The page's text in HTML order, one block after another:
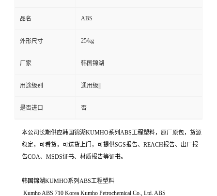
品名 ABS
外形尺寸 25/kg
厂家 韩国锦湖
用途级别 通用级|||
是否进口 否
本公司长期供应韩国锦湖KUMHO系列ABS工程塑料，原厂原包，货源
稳定，可看货，可送货上门，可提供SGS报告、REACH报告、出厂报
告COA、MSDS证书、材质报告等证书。
韩国锦湖KUMHO系列ABS工程塑料
Kumho ABS 710 Korea Kumho Petrochemical Co., Ltd. ABS